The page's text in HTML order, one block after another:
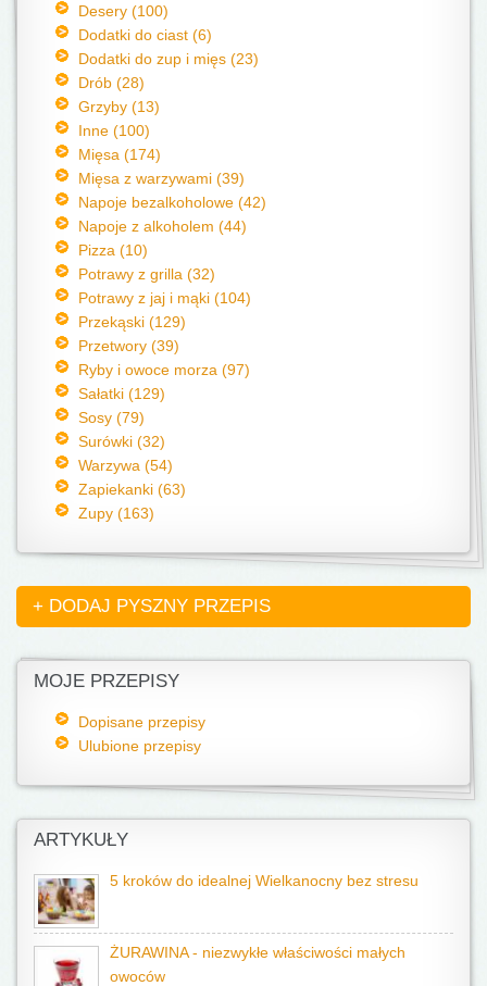
Desery (100)
Dodatki do ciast (6)
Dodatki do zup i mięs (23)
Drób (28)
Grzyby (13)
Inne (100)
Mięsa (174)
Mięsa z warzywami (39)
Napoje bezalkoholowe (42)
Napoje z alkoholem (44)
Pizza (10)
Potrawy z grilla (32)
Potrawy z jaj i mąki (104)
Przekąski (129)
Przetwory (39)
Ryby i owoce morza (97)
Sałatki (129)
Sosy (79)
Surówki (32)
Warzywa (54)
Zapiekanki (63)
Zupy (163)
+ DODAJ PYSZNY PRZEPIS
MOJE PRZEPISY
Dopisane przepisy
Ulubione przepisy
ARTYKUŁY
5 kroków do idealnej Wielkanocny bez stresu
ŻURAWINA - niezwykłe właściwości małych
owoców